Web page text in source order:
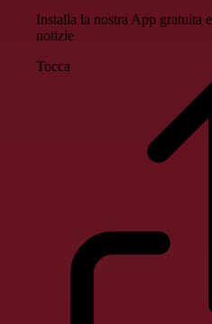
Installa la nostra App gratuita
notizie
Tocca